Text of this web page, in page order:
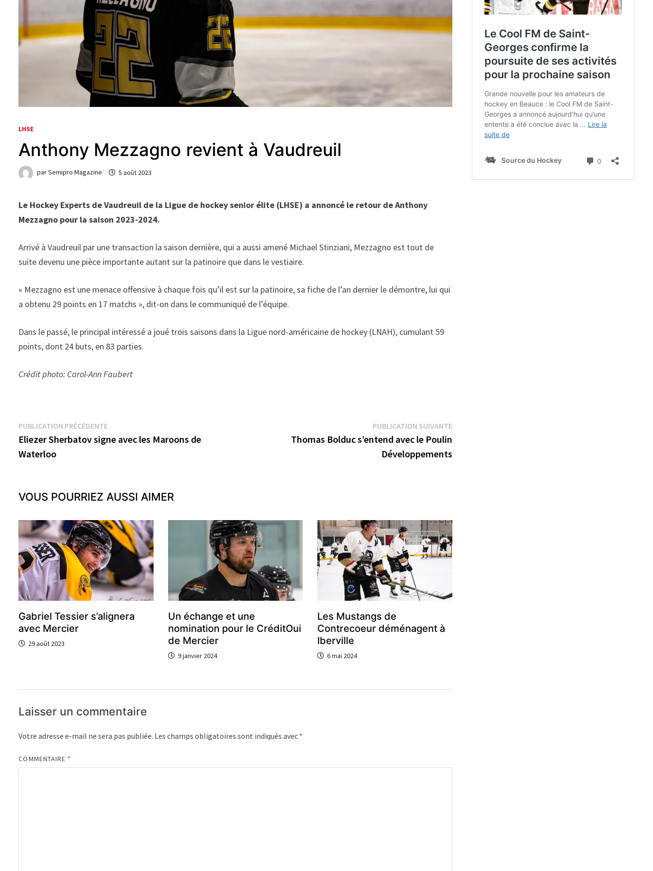
LHSE
Anthony Mezzagno revient à Vaudreuil
parSemipro Magazine 5 août 2023
Le Hockey Experts de Vaudreuil de la Ligue de hockey senior élite (LHSE) a annoncé le retour de Anthony
Mezzagno pour la saison 2023-2024.
Arrivé à Vaudreuil par une transaction la saison dernière, qui a aussi amené Michael Stinziani, Mezzagno est tout de
suite devenu une pièce importante autant sur la patinoire que dans le vestiaire.
« Mezzagno est une menace offensive à chaque fois qu’il est sur la patinoire, sa fiche de l’an dernier le démontre, lui qui
a obtenu 29 points en 17 matchs », dit-on dans le communiqué de l’équipe.
Dans le passé, le principal intéressé a joué trois saisons dans la Ligue nord-américaine de hockey (LNAH), cumulant 59
points, dont 24 buts, en 83 parties.
Crédit photo: Carol-Ann Faubert
Navigation
de
PUBLICATION PRÉCÉDENTEPublication
précédente :
Eliezer Sherbatov signe avec les Maroons de
Waterloo
PUBLICATION SUIVANTEPublication
suivante :
Thomas Bolduc s’entend avec le Poulin
Développements
VOUS POURRIEZ AUSSI AIMER
Gabriel Tessier s’alignera
avec Mercier
29 août 2023
Un échange et une
nomination pour le CréditOui
de Mercier
9 janvier 2024
Les Mustangs de
Contrecoeur déménagent à
Iberville
6 mai 2024
Laisser un commentaire
Votre adresse e-mail ne sera pas publiée. Les champs obligatoires sont indiqués avec *
COMMENTAIRE *